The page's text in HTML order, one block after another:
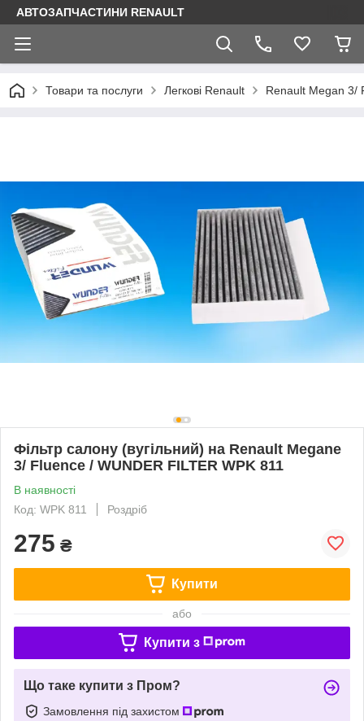
АВТОЗАПЧАСТИНИ RENAULT
Товари та послуги Легкові Renault Renault Megan 3/
Фільтр салону (вугільний) на Renault Megane
3/ Fluence / WUNDER FILTER WPK 811
В наявності
Код: WPK 811
Роздріб
275 ₴
Купити
або
Купити з
Що таке купити з Пром?
Замовлення під захистом